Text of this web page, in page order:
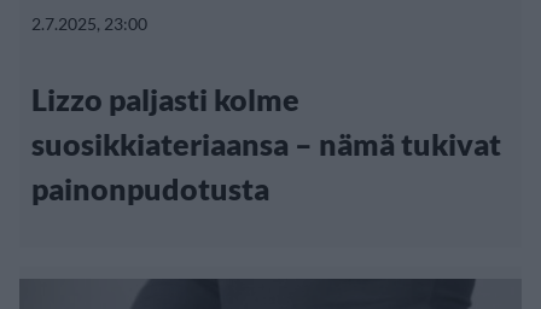
2.7.2025, 23:00
Lizzo paljasti kolme
suosikkiateriaansa – nämä tukivat
painonpudotusta